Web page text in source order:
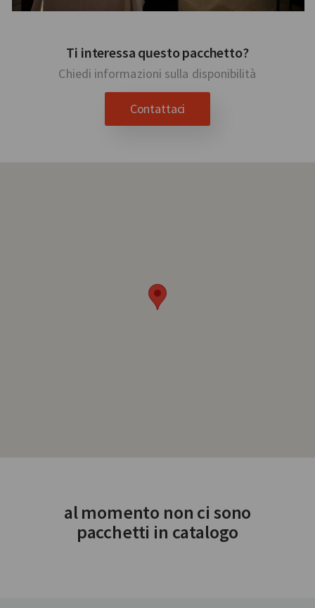
Ti interessa questo pacchetto?
Chiedi informazioni sulla disponibilità
Contattaci
al momento non ci sono
pacchetti in catalogo